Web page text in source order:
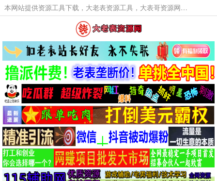
本网站提供资源工具下载，大老表资源工具，大表哥资源网软件工具，大老表资源下载，活动线报福利资源分享,活动线报，大型网游经典游戏，网络热门技术游戏辅助交流与分享。